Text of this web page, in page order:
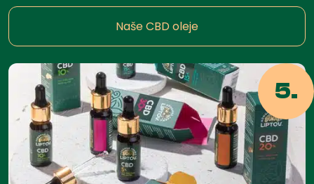
Naše CBD oleje
5.